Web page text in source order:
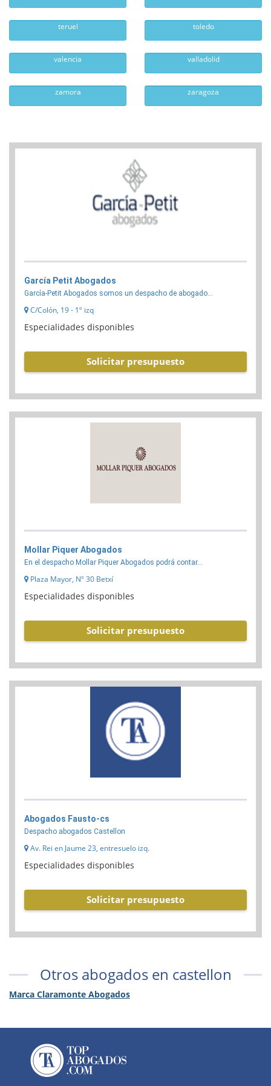
teruel toledo
valencia valladolid
zamora zaragoza
García Petit Abogados
García-Petit Abogados somos un despacho de abogado...
C/Colón, 19 - 1º izq
Especialidades disponibles
Solicitar presupuesto
Mollar Piquer Abogados
En el despacho Mollar Piquer Abogados podrá contar...
Plaza Mayor, Nº 30 Betxí
Especialidades disponibles
Solicitar presupuesto
Abogados Fausto-cs
Despacho abogados Castellon
Av. Rei en Jaume 23, entresuelo izq.
Especialidades disponibles
Solicitar presupuesto
Otros abogados en castellon
Marca Claramonte Abogados